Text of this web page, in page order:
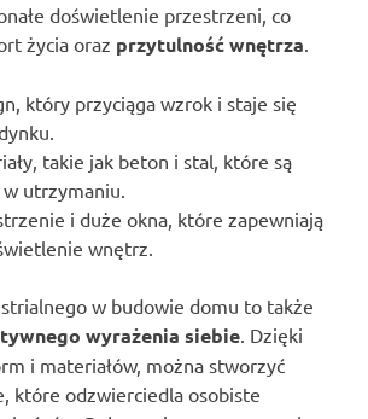
doświetlenie przestrzeni, co
życia oraz przytulność wnętrza
który przyciąga wzrok i staje się
takie jak beton i stal, które są
utrzymaniu.
i duże okna, które zapewniają
wnętrz.
w budowie domu to także
wyrażenia siebie . Dzięki
i materiałów, można stworzyć
które odzwierciedla osobiste